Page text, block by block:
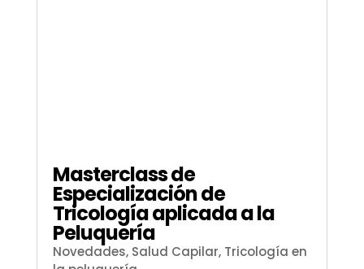
Masterclass de
Especialización de
Tricología aplicada a la
Peluquería
Novedades, Salud Capilar, Tricología en